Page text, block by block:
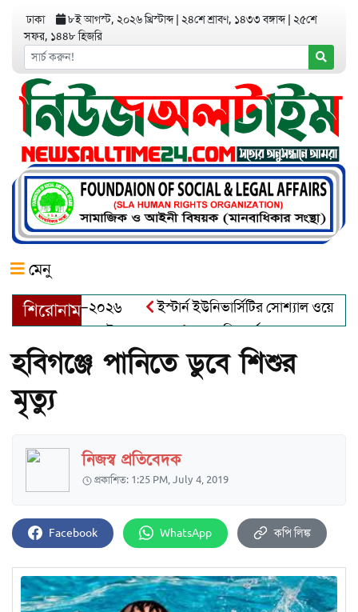
ঢাকা ৮ই আগস্ট, ২০২৬ খ্রিস্টাব্দ ২৪শে শ্রাবণ, ১৪৩৩ বঙ্গাব্দ ২৫শে
সফর, ১৪৪৮ হিজরি
মেনু
শিরোনাম
অ্যাওয়ার্ড–২০২৬
ইস্টার্ন ইউনিভার্সিটির সোশ্যাল
খালেক এর ইন্তেকাল
আত্মশুদ্ধি অর্জন ও অশুভকে বর্জন করে
হবিগঞ্জে পানিতে ডুবে শিশুর
মৃত্যু
নিজস্ব প্রতিবেদক
প্রকাশিত: 1:25 PM, July 4, 2019
Facebook WhatsApp কপি লিঙ্ক